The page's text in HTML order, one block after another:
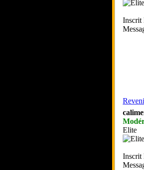
Inscrit
Elite
Inscrit